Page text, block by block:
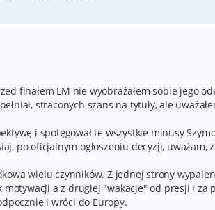
finałem LM nie wyobrażałem sobie jego
straconych szans na tytuły, ale
i spotęgował te wszystkie minusy
po oficjalnym ogłoszeniu decyzji, uważam,
wielu czynników. Z jednej strony
a z drugiej "wakacje" od presji i za
i wróci do Europy.